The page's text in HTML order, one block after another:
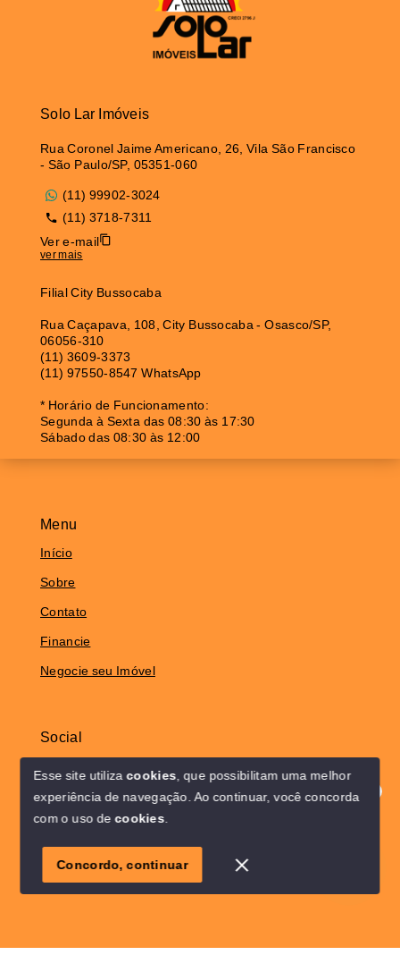
Olá! Estamos disponíveis para te ajudar.
Menu
Início
Sobre
Contato
Financie
Negocie seu Imóvel
Social
Solo Lar Imóveis
Rua Coronel Jaime Americano, 26, Vila São Francisco
- São Paulo/SP, 05351-060
(11) 99902-3024
(11) 3718-7311
Ver e-mail
ver mais
Filial City Bussocaba
Rua Caçapava, 108, City Bussocaba - Osasco/SP,
06056-310
(11) 3609-3373
(11) 97550-8547 WhatsApp
* Horário de Funcionamento:
Segunda à Sexta das 08:30 às 17:30
Sábado das 08:30 às 12:00
Esse site utilizacookies , que possibilitam uma melhor
experiência de navegação. Ao continuar, você concorda
com o uso decookies
Concordo, continuar